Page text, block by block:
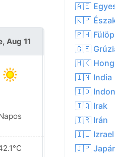
Aug 11 Wed, Aug 12
Napos
41.9°C
🇦🇪
🇰🇵
🇵🇭
🇬🇪
🇭🇰
🇮🇳 India
🇮🇩
🇮🇶 Irak
🇮🇷 Irán
🇮🇱 Izrael
🇯🇵